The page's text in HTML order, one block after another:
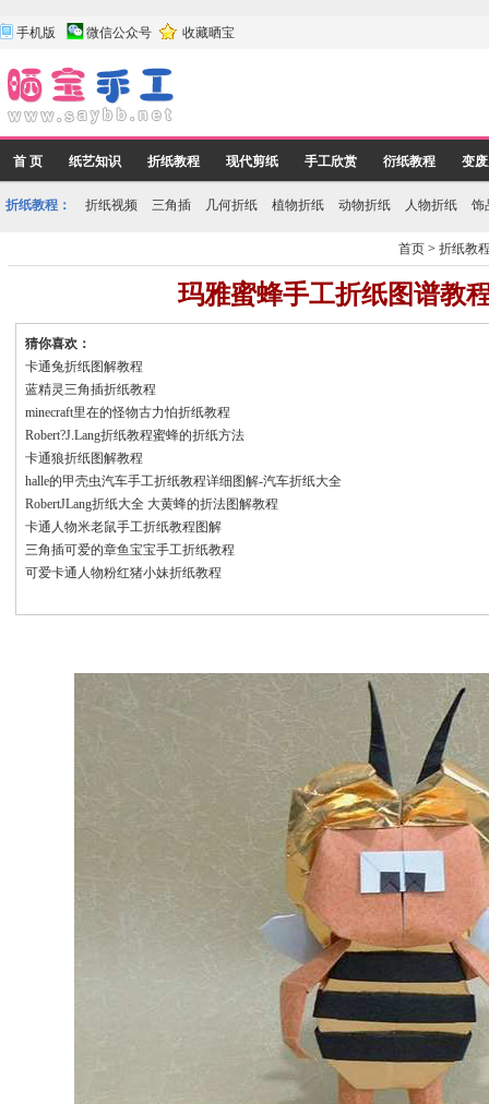
手机版 微信公众号 收藏晒宝
首 页 纸艺知识 折纸教程 现代剪纸 手工欣赏 衍纸教程 变
折纸教程： 折纸视频 三角插 几何折纸 植物折纸 动物折纸 人物折纸 饰
首页 >折纸教
玛雅蜜蜂手工折纸图谱教
猜你喜欢：
卡通兔折纸图解教程
蓝精灵三角插折纸教程
minecraft里在的怪物古力怕折纸教程
Robert?J.Lang折纸教程蜜蜂的折纸方法
卡通狼折纸图解教程
halle的甲壳虫汽车手工折纸教程详细图解-汽车折纸大全
RobertJLang折纸大全 大黄蜂的折法图解教程
卡通人物米老鼠手工折纸教程图解
三角插可爱的章鱼宝宝手工折纸教程
可爱卡通人物粉红猪小妹折纸教程